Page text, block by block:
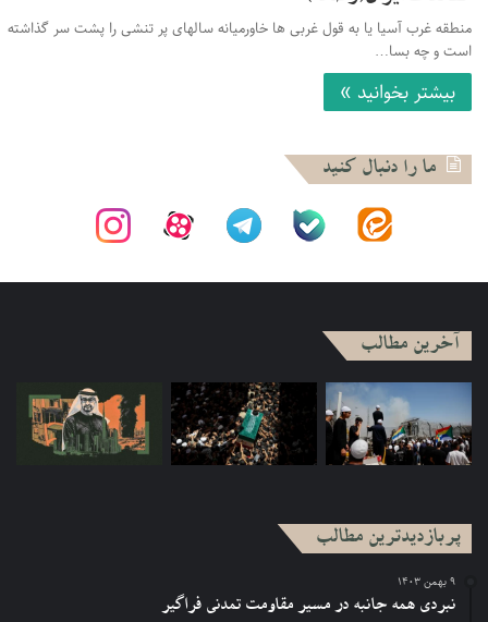
منطقه غرب آسیا یا به قول غربی ها خاورمیانه سال­های پر تنشی را پشت سر گذاشته
است و چه بسا…
بیشتر بخوانید »
ما را دنبال کنید
آخرین مطالب
پربازدیدترین مطالب
۹ بهمن ۱۴۰۳
نبردی همه جانبه در مسیر مقاومت تمدنی فراگیر